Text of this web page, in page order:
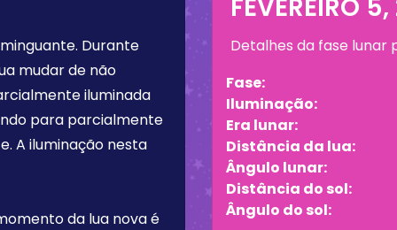
. Durante
mudar de não
iluminada
para parcialmente
A iluminação nesta
da lua nova é
FEVEREIRO
Detalhes da fase lunar
Fase:
Iluminação:
Era lunar:
Distância da lua:
Ângulo lunar:
Distância do sol:
Ângulo do sol: